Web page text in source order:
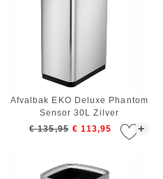
+
Afvalbak EKO Deluxe Phantom
Sensor 30L Zilver
€ 135,95 € 113,95